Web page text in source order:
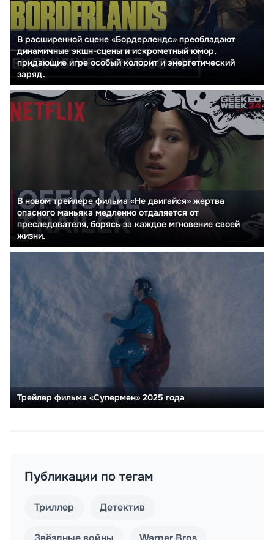
В расширенной сцене «Бордерлендс» преобладают
динамичные экшн-сцены и искрометный юмор,
придающие игре особый колорит и энергетический
заряд.
В новом трейлере фильма «Не двигайся» жертва
опасного маньяка медленно отдаляется от
преследователя, борясь за каждое мгновение своей
жизни.
Трейлер фильма «Супермен» 2025 года
Публикации по тегам
Триллер Детектив